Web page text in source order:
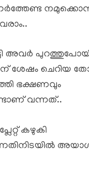
അവർ
ശേഷം ചെറിയ
ഭക്ഷണവും
വന്നത്..
കഴുകി
അയാൾ